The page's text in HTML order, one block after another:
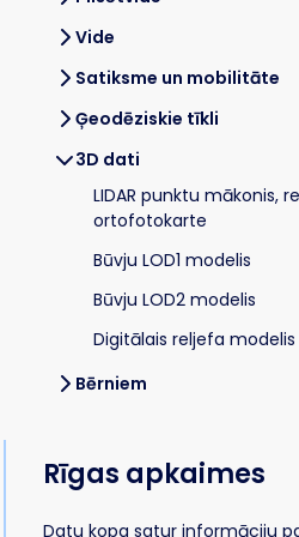
Vide
Satiksme un mobilitāte
Ģeodēziskie tīkli
3D dati
LIDAR punktu mākonis,
ortofotokarte
Būvju LOD1 modelis
Būvju LOD2 modelis
Digitālais reljefa modelis
Bērniem
Rīgas apkaimes
Datu kopa satur informāciju